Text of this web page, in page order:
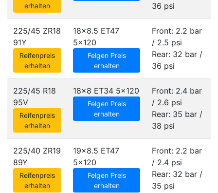
erhalten
36 psi
225/45 ZR18
91Y
Reifenpreis
erhalten
18x8.5 ET47
5x120
Felgen Preis
erhalten
Front: 2.2 bar
/ 2.5 psi
Rear: 32 bar /
36 psi
225/45 R18
95V
Reifenpreis
erhalten
18x8 ET34 5x120
Felgen Preis
erhalten
Front: 2.4 bar
/ 2.6 psi
Rear: 35 bar /
38 psi
225/40 ZR19
89Y
Reifenpreis
erhalten
19x8.5 ET47
5x120
Felgen Preis
erhalten
Front: 2.2 bar
/ 2.4 psi
Rear: 32 bar /
35 psi